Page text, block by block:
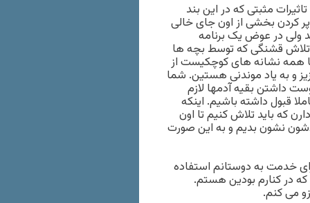
مثبتی که در این بند
کردن بخشی از اون جای خالی
ولی در عوض یک برنامه
قشنگی که توسط بچه ها
همه نشانه های کوچکیست از
و به یاد موندنی هستین. شما
داشتن بقیه آدمها لازم
قبول داشته باشیم. اینکه
که باید تلاش کنیم تا اون
نشون بدیم و به این صورت
خدمت به دوستانم استفاده
در کنارم بودین هستم.
می کنم.